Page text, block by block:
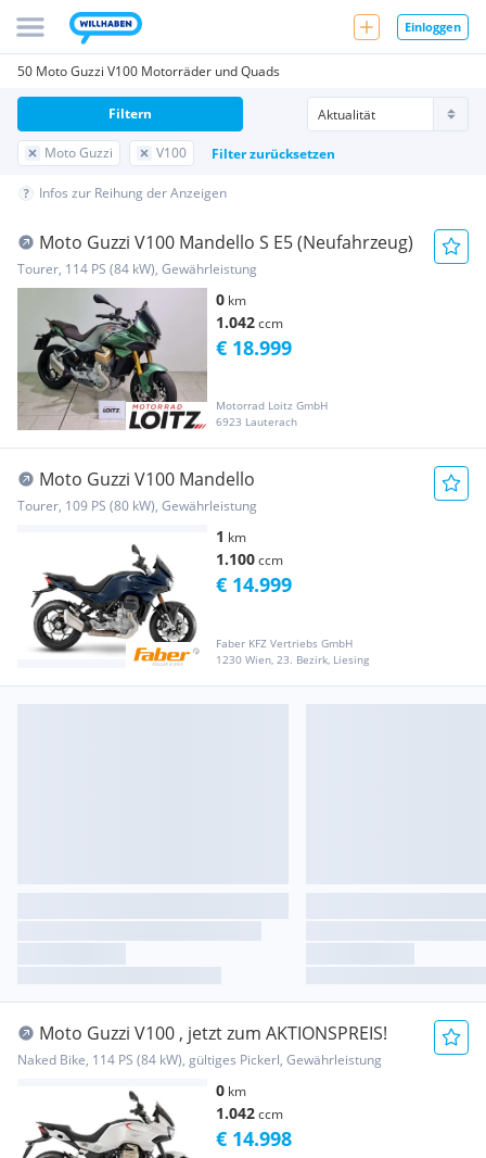
Einloggen
50 Moto Guzzi V100 Motorräder und Quads
Moto Guzzi V100 Filter zurücksetzen
Filtern
Infos zur Reihung der Anzeigen
Moto Guzzi V100 Mandello S E5 (Neufahrzeug)
Tourer, 114 PS (84 kW), Gewährleistung
0 km
1.042ccm
Motorrad Loitz GmbH
6923 Lauterach
€ 18.999
Moto Guzzi V100 Mandello
Tourer, 109 PS (80 kW), Gewährleistung
1 km
1.100ccm
Faber KFZ Vertriebs GmbH
1230 Wien, 23. Bezirk, Liesing
€ 14.999
Moto Guzzi V100 , jetzt zum AKTIONSPREIS!
Naked Bike, 114 PS (84 kW), gültiges Pickerl, Gewährleistung
0 km
1.042ccm
€ 14.998